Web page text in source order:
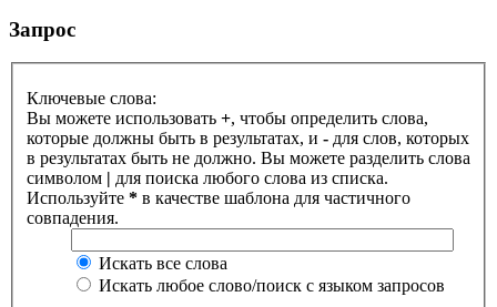
Запрос
Ключевые слова:
Вы можете использовать +, чтобы определить слова,
которые должны быть в результатах, и - для слов, которых
в результатах быть не должно. Вы можете разделить слова
символом | для поиска любого слова из списка.
Используйте * в качестве шаблона для частичного
совпадения.
Искать все слова
Искать любое слово/поиск с языком запросов